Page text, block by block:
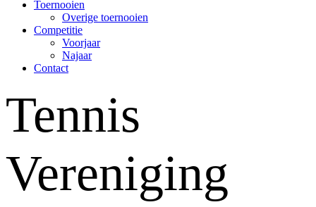
Toernooien
Overige toernooien
Competitie
Voorjaar
Najaar
Contact
Tennis
Vereniging